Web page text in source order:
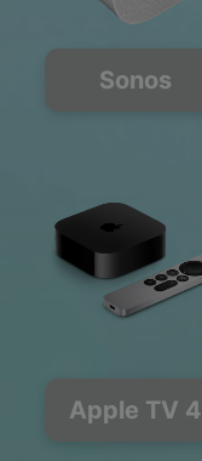
Sonos
Apple TV 4